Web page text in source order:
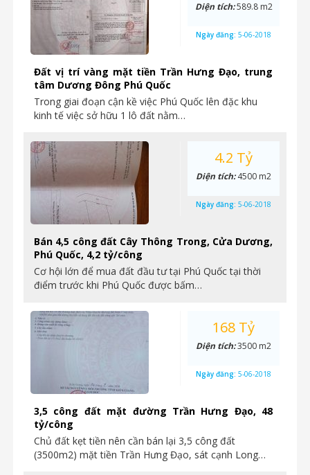
Đất vị trí vàng mặt tiền Trần Hưng Đạo, trung
tâm Dương Đông Phú Quốc
Trong giai đoạn cận kề việc Phú Quốc lên đặc khu
kinh tế việc sở hữu 1 lô đất nằm…
Diện tích:589.8 m2
Ngày đăng: 5-06-2018
Bán 4,5 công đất Cây Thông Trong, Cửa Dương,
Phú Quốc, 4,2 tỷ/công
Cơ hội lớn để mua đất đầu tư tại Phú Quốc tại thời
điểm trước khi Phú Quốc được bấm…
4.2 Tỷ
Diện tích:4500 m2
Ngày đăng: 5-06-2018
3,5 công đất mặt đường Trần Hưng Đạo, 48
tỷ/công
Chủ đất kẹt tiền nên cần bán lại 3,5 công đất
(3500m2) mặt tiền Trần Hưng Đạo, sát cạnh Long…
168 Tỷ
Diện tích:3500 m2
Ngày đăng: 5-06-2018